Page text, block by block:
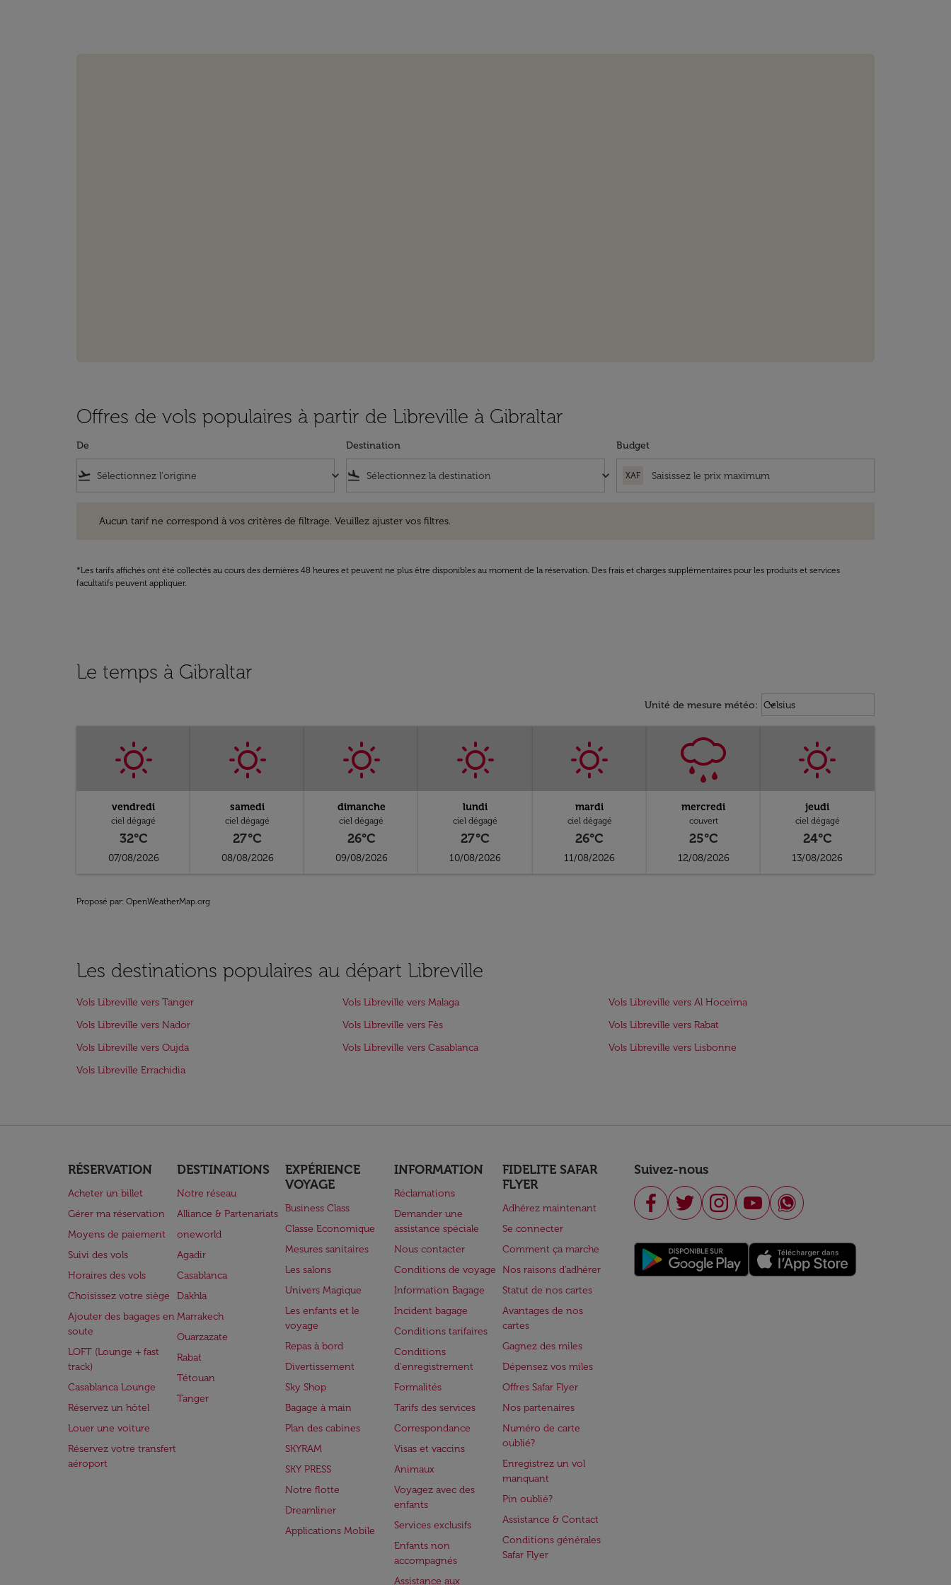
Offres de vols populaires à partir de Libreville à Gibraltar
De
flight_takeoff keyboard_arrow_down
Destination
flight_land keyboard_arrow_down
Budget
XAF
Aucun tarif ne correspond à vos critères de filtrage. Veuillez ajuster vos filtres.
*Les tarifs affichés ont été collectés au cours des dernières 48 heures et peuvent ne plus être disponibles au moment de la réservation. Des frais et charges supplémentaires pour les produits et services
facultatifs peuvent appliquer.
Le temps à Gibraltar
Unité de mesure météo: Weather unit option Celsius
Celsius
keyboard_arrow_down
vendredi
ciel dégagé
32°C
07/08/2026
samedi
ciel dégagé
27°C
08/08/2026
dimanche
ciel dégagé
26°C
09/08/2026
lundi
ciel dégagé
27°C
10/08/2026
mardi
ciel dégagé
26°C
11/08/2026
mercredi
couvert
25°C
12/08/2026
jeudi
ciel dégagé
24°C
13/08/2026
Proposé par: OpenWeatherMap.org
Les destinations populaires au départ Libreville
Vols Libreville vers Tanger Vols Libreville vers Malaga
Vols Libreville vers Al Hoceïma
Vols Libreville vers Nador
Vols Libreville vers Fès
Vols Libreville vers Rabat
Vols Libreville vers Oujda
Vols Libreville vers Casablanca
Vols Libreville vers Lisbonne
Vols Libreville Errachidia
RÉSERVATION
Acheter un billet
Gérer ma réservation
Moyens de paiement
Suivi des vols
Horaires des vols
Choisissez votre siège
Ajouter des bagages en
soute
LOFT (Lounge + fast
track)
Casablanca Lounge
Réservez un hôtel
Louer une voiture
Réservez votre transfert
aéroport
DESTINATIONS
Notre réseau
Alliance & Partenariats
oneworld
Agadir
Casablanca
Dakhla
Marrakech
Ouarzazate
Rabat
Tétouan
Tanger
EXPÉRIENCE
VOYAGE
Business Class
Classe Economique
Mesures sanitaires
Les salons
Univers Magique
Les enfants et le
voyage
Repas à bord
Divertissement
Sky Shop
Bagage à main
Plan des cabines
SKYRAM
SKY PRESS
Notre flotte
Dreamliner
Applications Mobile
INFORMATION
Réclamations
Demander une
assistance spéciale
Nous contacter
Conditions de voyage
Information Bagage
Incident bagage
Conditions tarifaires
Conditions
d'enregistrement
Formalités
Tarifs des services
Correspondance
Visas et vaccins
Animaux
Voyagez avec des
enfants
Services exclusifs
Enfants non
accompagnés
Assistance aux
FIDELITE SAFAR
FLYER
Adhérez maintenant
Se connecter
Comment ça marche
Nos raisons d'adhérer
Statut de nos cartes
Avantages de nos
cartes
Gagnez des miles
Dépensez vos miles
Offres Safar Flyer
Nos partenaires
Numéro de carte
oublié?
Enregistrez un vol
manquant
Pin oublié?
Assistance & Contact
Conditions générales
Safar Flyer
Suivez-nous